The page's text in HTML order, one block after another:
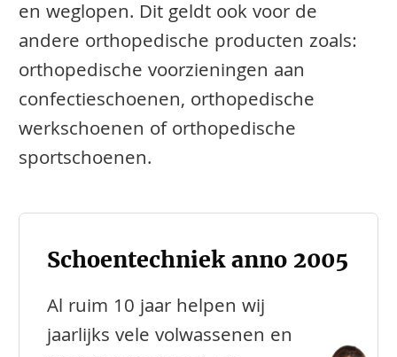
en weglopen. Dit geldt ook voor de
andere orthopedische producten zoals:
orthopedische voorzieningen aan
confectieschoenen, orthopedische
werkschoenen of orthopedische
sportschoenen.
Schoentechniek anno 2005
Al ruim 10 jaar helpen wij
jaarlijks vele volwassenen en